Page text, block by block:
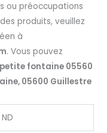
ou préoccupations
produits, veuillez
à
. Vous pouvez
fontaine 05560
05600 Guillestre
ND